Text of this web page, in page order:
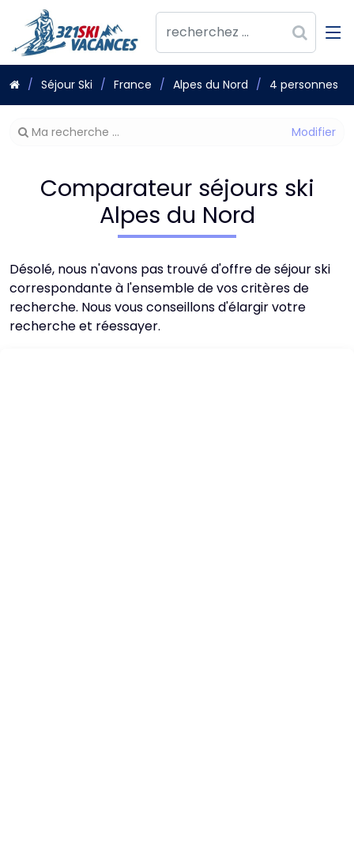
Séjour Ski France Alpes du Nord 4 personnes
Modifier
Ma recherche ...
Comparateur séjours ski
Alpes du Nord
Désolé, nous n'avons pas trouvé d'offre de séjour ski
correspondante à l'ensemble de vos critères de
recherche. Nous vous conseillons d'élargir votre
recherche et réessayer.